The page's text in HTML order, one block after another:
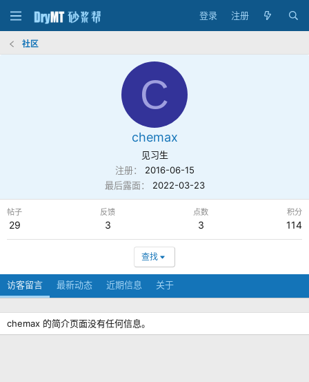
登录 注册
社区
C
chemax
见习生
注册
2016-06-15
最后露面
2022-03-23
帖子
29
反馈
3
点数
3
积分
114
查找
访客留言 最新动态 近期信息 关于
chemax 的简介页面没有任何信息。